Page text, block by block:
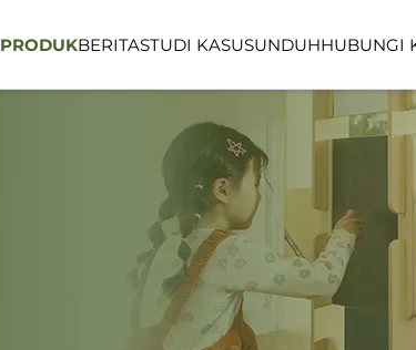
PRODUK
LINEA SERIES
RUANG PUBLIK
BERITASTUDI KASUSUNDUHHUBUNGI